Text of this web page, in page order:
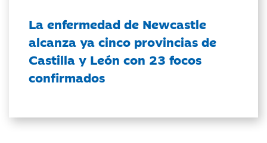
La enfermedad de Newcastle
alcanza ya cinco provincias de
Castilla y León con 23 focos
confirmados